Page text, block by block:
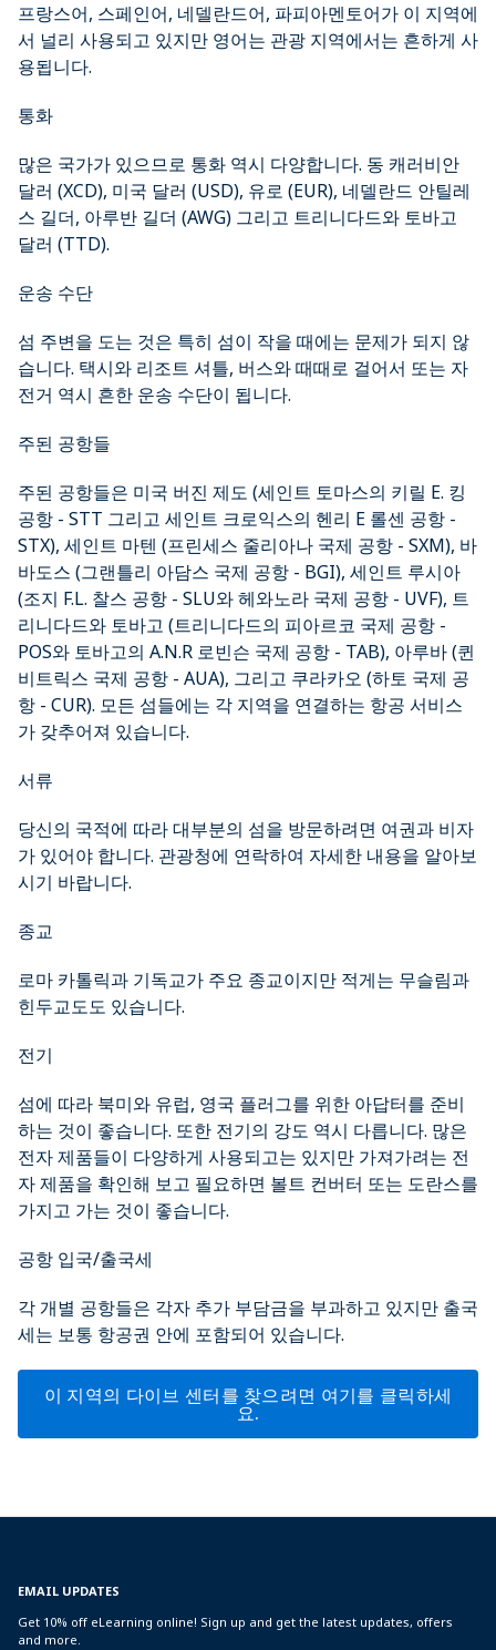
프랑스어, 스페인어, 네델란드어, 파피아멘토어가 이 지역에
서 널리 사용되고 있지만 영어는 관광 지역에서는 흔하게 사
용됩니다.
통화
많은 국가가 있으므로 통화 역시 다양합니다. 동 캐러비안
달러 (XCD), 미국 달러 (USD), 유로 (EUR), 네델란드 안틸레
스 길더, 아루반 길더 (AWG) 그리고 트리니다드와 토바고
달러 (TTD).
운송 수단
섬 주변을 도는 것은 특히 섬이 작을 때에는 문제가 되지 않
습니다. 택시와 리조트 셔틀, 버스와 때때로 걸어서 또는 자
전거 역시 흔한 운송 수단이 됩니다.
주된 공항들
주된 공항들은 미국 버진 제도 (세인트 토마스의 키릴 E. 킹
공항 - STT 그리고 세인트 크로익스의 헨리 E 롤센 공항 -
STX), 세인트 마텐 (프린세스 줄리아나 국제 공항 - SXM), 바
바도스 (그랜틀리 아담스 국제 공항 - BGI), 세인트 루시아
(조지 F.L. 찰스 공항 - SLU와 헤와노라 국제 공항 - UVF), 트
리니다드와 토바고 (트리니다드의 피아르코 국제 공항 -
POS와 토바고의 A.N.R 로빈슨 국제 공항 - TAB), 아루바 (퀸
비트릭스 국제 공항 - AUA), 그리고 쿠라카오 (하토 국제 공
항 - CUR). 모든 섬들에는 각 지역을 연결하는 항공 서비스
가 갖추어져 있습니다.
서류
당신의 국적에 따라 대부분의 섬을 방문하려면 여권과 비자
가 있어야 합니다. 관광청에 연락하여 자세한 내용을 알아보
시기 바랍니다.
종교
로마 카톨릭과 기독교가 주요 종교이지만 적게는 무슬림과
힌두교도도 있습니다.
전기
섬에 따라 북미와 유럽, 영국 플러그를 위한 아답터를 준비
하는 것이 좋습니다. 또한 전기의 강도 역시 다릅니다. 많은
전자 제품들이 다양하게 사용되고는 있지만 가져가려는 전
자 제품을 확인해 보고 필요하면 볼트 컨버터 또는 도란스를
가지고 가는 것이 좋습니다.
공항 입국/출국세
각 개별 공항들은 각자 추가 부담금을 부과하고 있지만 출국
세는 보통 항공권 안에 포함되어 있습니다.
이 지역의 다이브 센터를 찾으려면 여기를 클릭하세
요.
EMAIL UPDATES
Get 10% off eLearning online! Sign up and get the latest updates, offers
and more.